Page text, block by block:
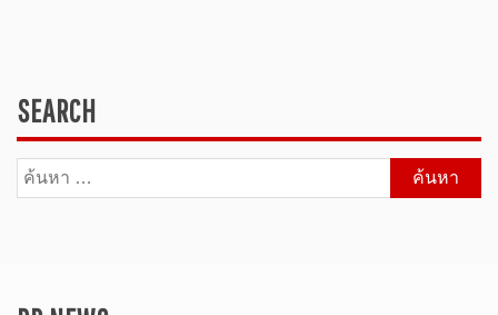
SEARCH
ค้นหา
สำหรับ: